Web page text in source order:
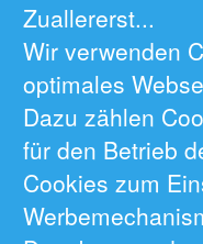
Zuallererst...
Wir verwenden
optimales
Dazu zählen
für den Betrieb
Cookies zum